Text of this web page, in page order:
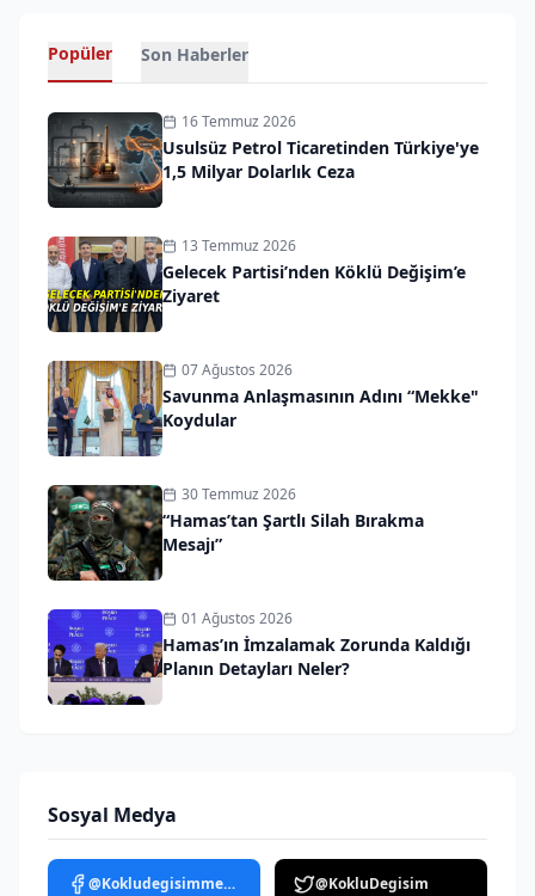
Popüler Son Haberler
16 Temmuz 2026
Usulsüz Petrol Ticaretinden Türkiye'ye
1,5 Milyar Dolarlık Ceza
13 Temmuz 2026
Gelecek Partisi’nden Köklü Değişim’e
Ziyaret
07 Ağustos 2026
Savunma Anlaşmasının Adını “Mekke"
Koydular
30 Temmuz 2026
“Hamas’tan Şartlı Silah Bırakma
Mesajı”
01 Ağustos 2026
Hamas’ın İmzalamak Zorunda Kaldığı
Planın Detayları Neler?
Sosyal Medya
@Kokludegisimmedya @KokluDegisim